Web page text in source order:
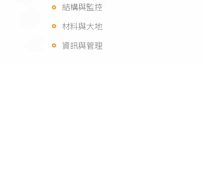
結構與監控
材料與大地
資訊與管理